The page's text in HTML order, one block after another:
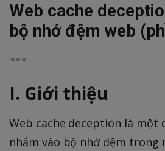
Web cache
bộ nhớ đệm web
I. Giới thiệu
Web cache deception là một
nhắm vào bộ nhớ đệm trong